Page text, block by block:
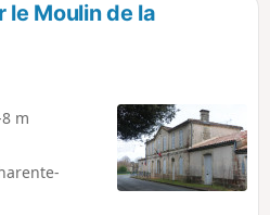
le Moulin de la
m